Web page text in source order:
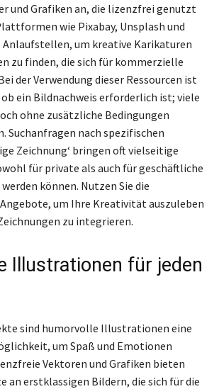
und Grafiken an, die lizenzfrei genutzt
wie Pixabay, Unsplash und
Anlaufstellen, um kreative Karikaturen
zu finden, die sich für kommerzielle
der Verwendung dieser Ressourcen ist
ein Bildnachweis erforderlich ist; viele
ohne zusätzliche Bedingungen
Suchanfragen nach spezifischen
Zeichnung‘ bringen oft vielseitige
für private als auch für geschäftliche
können. Nutzen Sie die
um Ihre Kreativität auszuleben
zu integrieren.
Illustrationen für jeden
sind humorvolle Illustrationen eine
um Spaß und Emotionen
Vektoren und Grafiken bieten
an erstklassigen Bildern, die sich für die